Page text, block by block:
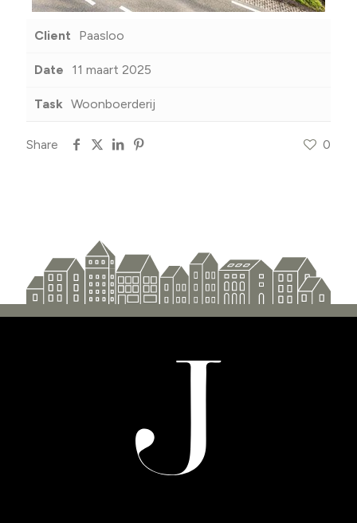
Client Paasloo
Date 11 maart 2025
Task Woonboerderij
Share 0